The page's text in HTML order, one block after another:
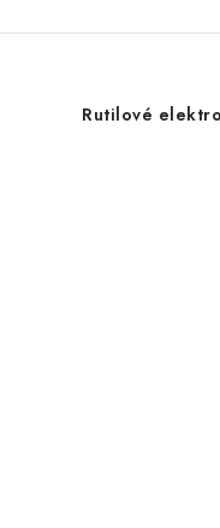
Rutilové